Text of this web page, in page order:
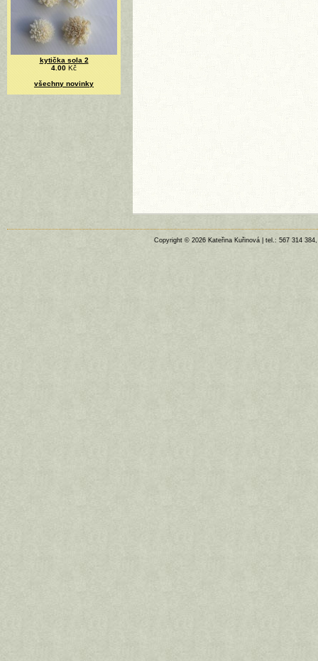
kytička sola 2
4.00 Kč
všechny novinky
Copyright © 2026 Kateřina Kuřinová | tel.: 567 314